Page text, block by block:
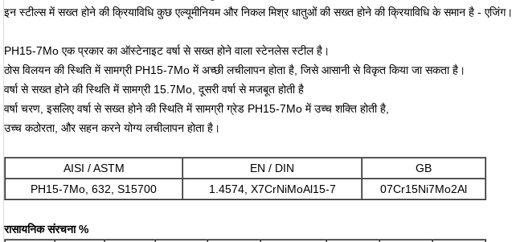
इन स्टील्स में सख्त होने की क्रियाविधि कुछ एल्यूमीनियम और निकल मिश्र धातुओं की सख्त होने की क्रियाविधि के समान है - एजिंग।
PH15-7Mo एक प्रकार का ऑस्टेनाइट वर्षा से सख्त होने वाला स्टेनलेस स्टील है।
ठोस विलयन की स्थिति में सामग्री PH15-7Mo में अच्छी लचीलापन होता है, जिसे आसानी से विकृत किया जा सकता है।
वर्षा से सख्त होने की स्थिति में सामग्री 15.7Mo, दूसरी वर्षा से मजबूत होती है
वर्षा चरण, इसलिए वर्षा से सख्त होने की स्थिति में सामग्री ग्रेड PH15-7Mo में उच्च शक्ति होती है,
उच्च कठोरता, और सहन करने योग्य लचीलापन होता है।
AISI / ASTM EN / DIN
GB
PH15-7Mo, 632, S15700
1.4574, X7CrNiMoAl15-7 07Cr15Ni7Mo2Al
रासायनिक संरचना %